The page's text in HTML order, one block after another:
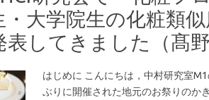
・大学院生の化粧類
表してきました（髙野
はじめに こんにちは，中村研究室
ぶりに開催された地元のお祭りのか